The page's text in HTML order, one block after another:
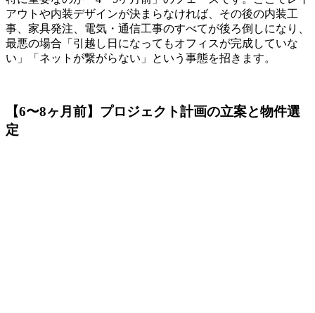
アウトや内装デザインが決まらなければ、その後の内装工
事、家具発注、電気・通信工事のすべてが後ろ倒しになり、
最悪の場合「引越し日になってもオフィスが完成していな
い」「ネットが繋がらない」という事態を招きます。
【6〜8ヶ月前】プロジェクト計画の立案と物件選
定